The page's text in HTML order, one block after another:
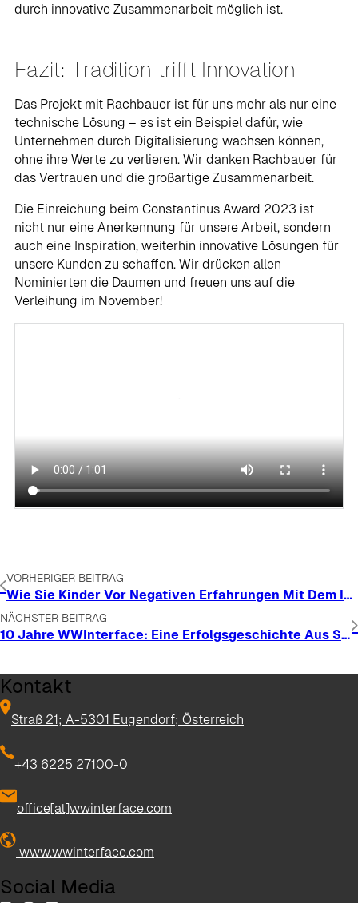
durch innovative Zusammenarbeit möglich ist.
Fazit: Tradition trifft Innovation
Das Projekt mit Rachbauer ist für uns mehr als nur eine
technische Lösung – es ist ein Beispiel dafür, wie
Unternehmen durch Digitalisierung wachsen können,
ohne ihre Werte zu verlieren. Wir danken Rachbauer für
das Vertrauen und die großartige Zusammenarbeit.
Die Einreichung beim Constantinus Award 2023 ist
nicht nur eine Anerkennung für unsere Arbeit, sondern
auch eine Inspiration, weiterhin innovative Lösungen für
unsere Kunden zu schaffen. Wir drücken allen
Nominierten die Daumen und freuen uns auf die
Verleihung im November!
VORHERIGER BEITRAG
Wie Sie Kinder Vor Negativen Erfahrungen Mit Dem Internet Schützen
NÄCHSTER BEITRAG
10 Jahre WWInterface: Eine Erfolgsgeschichte Aus Salzburg
Kontakt
Straß 21; A-5301 Eugendorf; Österreich
+43 6225 27100-0
office[at]wwinterface.com
www.wwinterface.com
Social Media